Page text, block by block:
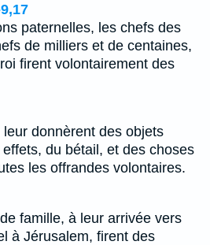
paternelles, les chefs des
de milliers et de centaines,
firent volontairement des
donnèrent des objets
du bétail, et des choses
les offrandes volontaires.
famille, à leur arrivée vers
à Jérusalem, firent des